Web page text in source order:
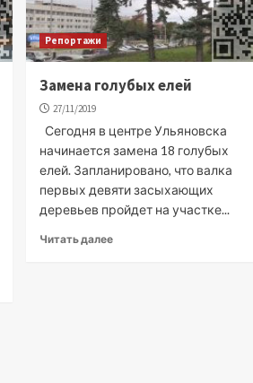
Репортажи
Замена голубых елей
27/11/2019
Сегодня в центре Ульяновска
начинается замена 18 голубых
елей. Запланировано, что валка
первых девяти засыхающих
деревьев пройдет на участке...
Читать далее